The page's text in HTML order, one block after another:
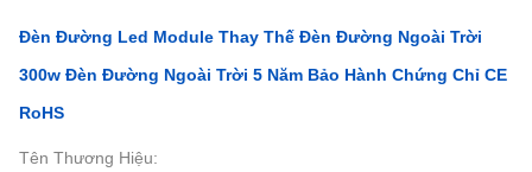
Đèn Đường Led Module Thay Thế Đèn Đường Ngoài Trời
300w Đèn Đường Ngoài Trời 5 Năm Bảo Hành Chứng Chỉ CE
RoHS
Tên Thương Hiệu: